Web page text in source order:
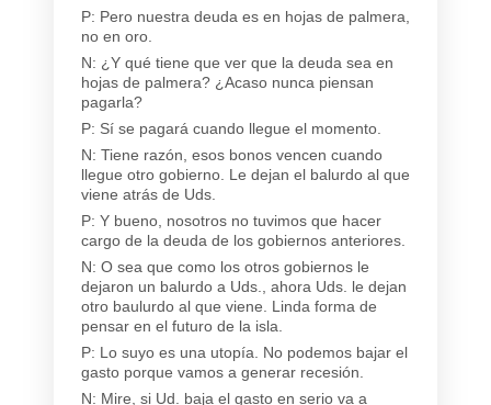
P: Pero nuestra deuda es en hojas de palmera,
no en oro.
N: ¿Y qué tiene que ver que la deuda sea en
hojas de palmera? ¿Acaso nunca piensan
pagarla?
P: Sí se pagará cuando llegue el momento.
N: Tiene razón, esos bonos vencen cuando
llegue otro gobierno. Le dejan el balurdo al que
viene atrás de Uds.
P: Y bueno, nosotros no tuvimos que hacer
cargo de la deuda de los gobiernos anteriores.
N: O sea que como los otros gobiernos le
dejaron un balurdo a Uds., ahora Uds. le dejan
otro baulurdo al que viene. Linda forma de
pensar en el futuro de la isla.
P: Lo suyo es una utopía. No podemos bajar el
gasto porque vamos a generar recesión.
N: Mire, si Ud. baja el gasto en serio va a